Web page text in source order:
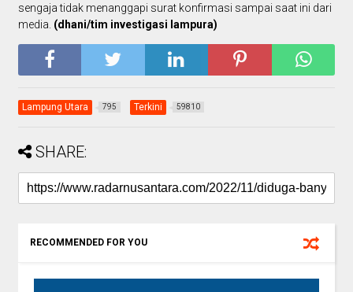
sengaja tidak menanggapi surat konfirmasi sampai saat ini dari
media. (dhani/tim investigasi lampura)
Lampung Utara 795 Terkini 59810
SHARE:
RECOMMENDED FOR YOU